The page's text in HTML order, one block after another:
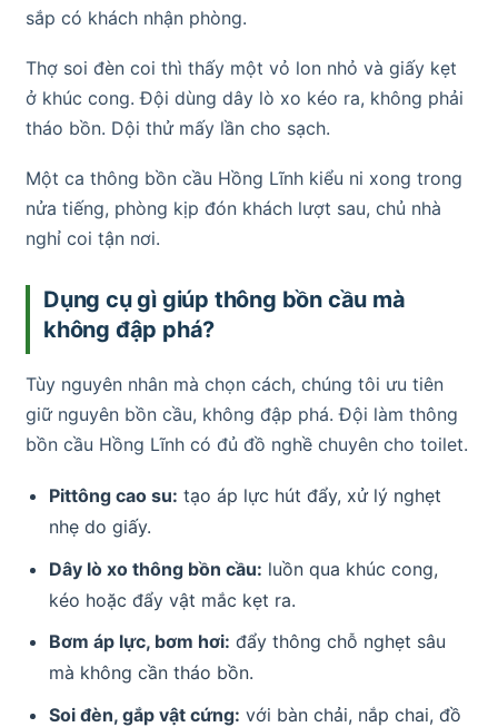
sắp có khách nhận phòng.
Thợ soi đèn coi thì thấy một vỏ lon nhỏ và giấy kẹt
ở khúc cong. Đội dùng dây lò xo kéo ra, không phải
tháo bồn. Dội thử mấy lần cho sạch.
Một ca thông bồn cầu Hồng Lĩnh kiểu ni xong trong
nửa tiếng, phòng kịp đón khách lượt sau, chủ nhà
nghỉ coi tận nơi.
Dụng cụ gì giúp thông bồn cầu mà
không đập phá?
Tùy nguyên nhân mà chọn cách, chúng tôi ưu tiên
giữ nguyên bồn cầu, không đập phá. Đội làm thông
bồn cầu Hồng Lĩnh có đủ đồ nghề chuyên cho toilet.
Pittông cao su: tạo áp lực hút đẩy, xử lý nghẹt
nhẹ do giấy.
Dây lò xo thông bồn cầu: luồn qua khúc cong,
kéo hoặc đẩy vật mắc kẹt ra.
Bơm áp lực, bơm hơi: đẩy thông chỗ nghẹt sâu
mà không cần tháo bồn.
Soi đèn, gắp vật cứng: với bàn chải, nắp chai, đồ